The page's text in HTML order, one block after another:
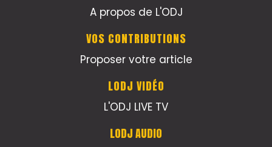
A propos de L'ODJ
VOS CONTRIBUTIONS
Proposer votre article
LODJ VIDÉO
L'ODJ LIVE TV
LODJ AUDIO